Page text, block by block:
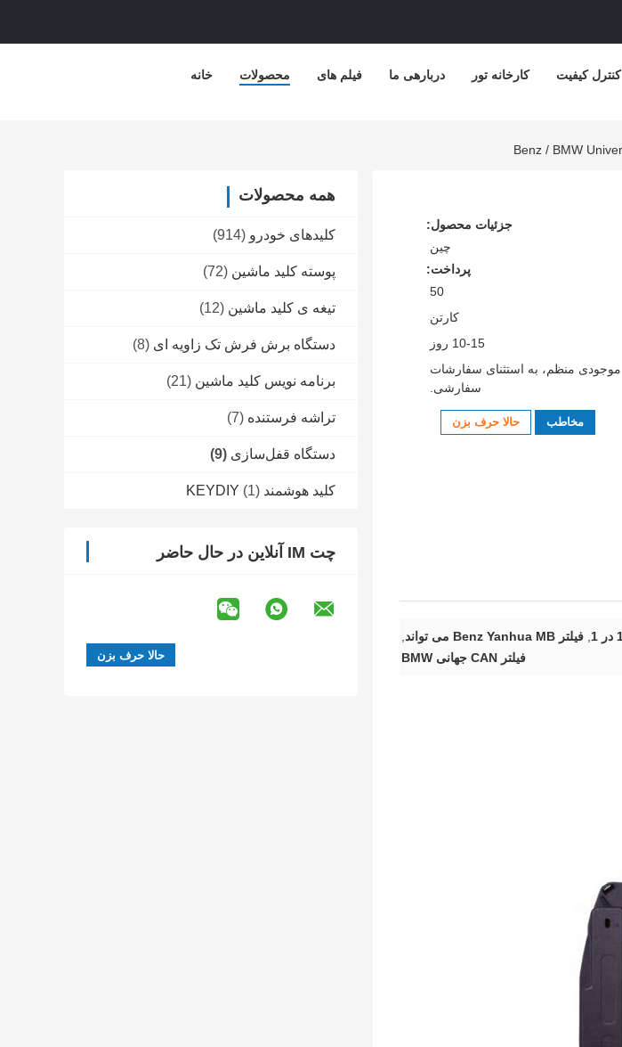
خانه محصولات فیلم های دربارهی ما کارخانه تور کنترل کیفیت
همه محصولات
کلیدهای خودرو (914)
پوسته کلید ماشین (72)
تیغه ی کلید ماشین (12)
دستگاه برش فرش تک زاویه ای (8)
برنامه نویس کلید ماشین (21)
تراشه فرستنده (7)
دستگاه قفل‌سازی (9)
کلید هوشمند KEYDIY (1)
چت IM آنلاین در حال حاضر
جزئیات محصول:
چین
پرداخت:
50
کارتن
10-15 روز
موجودی منظم، به استثنای سفارشات
سفارشی.
مخاطب حالا حرف بزن
, فیلتر Benz Yanhua MB می تواند
,
فیلتر CAN جهانی BMW